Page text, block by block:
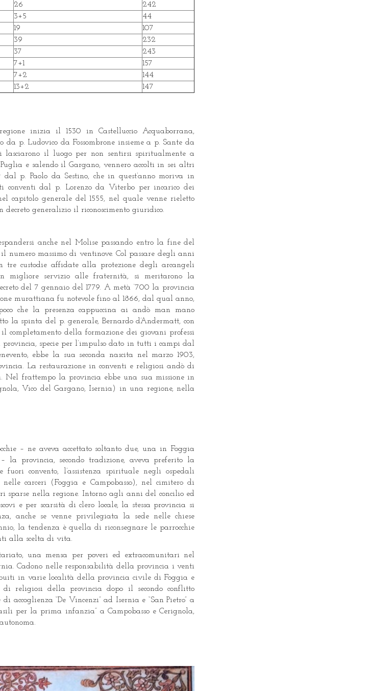
26
242
3+5
44
19
107
39
232
37
243
7+1
157
7+2
144
13+2 147
inizia il 1530 in Castelluccio Acquaborrana,
p. Ludovico da Fossombrone insieme a p. Sante da
lasciarono il luogo per non sentirsi spiritualmente a
e salendo il Gargano, vennero accolti in sei altri
p. Paolo da Sestino, che in quest’anno moriva in
dal p. Lorenzo da Viterbo per incarico dei
capitolo generale del 1555, nel quale venne rieletto
decreto generalizio il riconoscimento giuridico.
anche nel Molise passando entro la fine del
numero massimo di ventinove. Col passare degli anni
tre custodie affidate alla protezione degli arcangeli
migliore servizio alle fraternità, si meritarono la
del 7 gennaio del 1779. A metà ‘700 la provincia
murattiana fu notevole fino al 1866, dal qual anno,
che la presenza cappuccina ai andò man mano
la spinta del p. generale, Bernardo d’Andermatt, con
completamento della formazione dei giovani professi
specie per l’impulso dato in tutti i campi dal
ebbe la sua seconda nascita nel marzo 1903,
La restaurazione in conventi e religiosi andò di
Nel frattempo la provincia ebbe una sua missione in
Vico del Gargano, Isernia) in una regione, nella
– ne aveva accettato soltanto due, una in Foggia
provincia, secondo tradizione, aveva preferito la
convento, l’assistenza spirituale negli ospedali
nelle carceri (Foggia e Campobasso), nel cimitero di
sparse nella regione. Intorno agli anni del concilio ed
e per scarsità di clero locale, la stessa provincia si
anche se venne privilegiata la sede nelle chiese
la tendenza è quella di riconsegnare le parrocchie
alla scelta di vita.
una mensa per poveri ed extracomunitari nel
Cadono nelle responsabilità della provincia i venti
in varie località della provincia civile di Foggia e
di religiosi della provincia dopo il secondo conflitto
accoglienza “De Vincenzi” ad Isernia e “San Pietro” a
per la prima infanzia” a Campobasso e Cerignola,